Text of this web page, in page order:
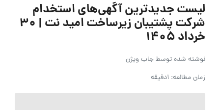
لیست جدیدترین آگهی‌های استخدام
شرکت پشتیبان زیرساخت امید نت | ۳۰
خرداد ۱۴۰۵
نوشته شده توسطجاب ویژن
زمان مطالعه: 1دقیقه